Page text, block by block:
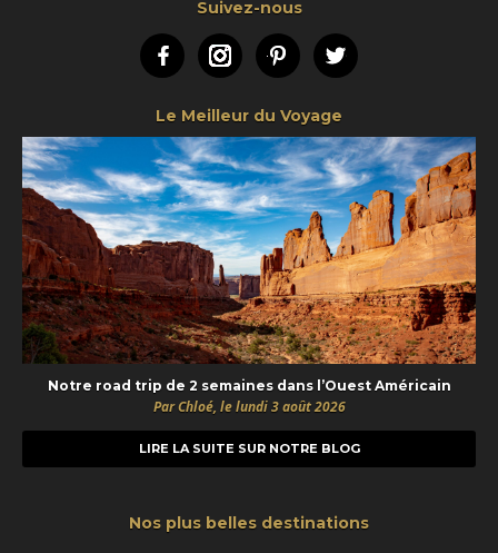
Suivez-nous
FacebookInstagramPinterestTwitter
Le Meilleur du Voyage
Notre road trip de 2 semaines dans l’Ouest Américain
Par Chloé, le lundi 3 août 2026
LIRE LA SUITE SUR NOTRE BLOG
Nos plus belles destinations